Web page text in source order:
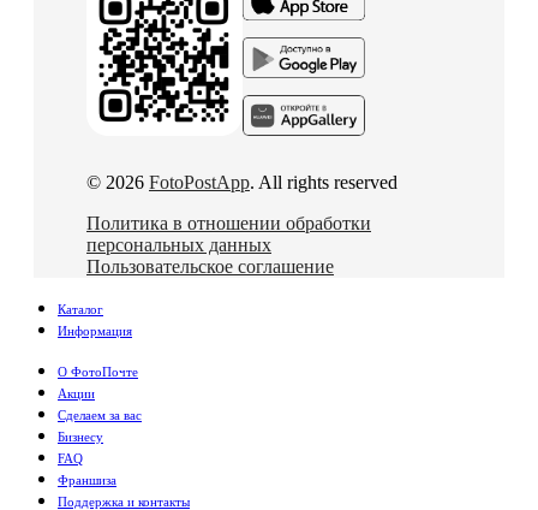
© 2026 FotoPostApp. All rights reserved
Политика в отношении обработки
персональных данных
Пользовательское соглашение
Каталог
Информация
О ФотоПочте
Акции
Сделаем за вас
Бизнесу
FAQ
Франшиза
Поддержка и контакты